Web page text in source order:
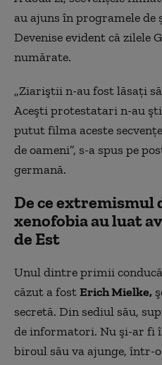
au ajuns în programele de
Devenise evident că zilele
numărate.
„Ziariştii n-au fost lăsaţi
Aceşti protestatari n-au
putut filma aceste
de oameni”, s-a spus pe
germană.
De ce extremismul
xenofobia au luat
de Est
Unul dintre primii
căzut a fostErich Mielke,
secretă. Din sediul său,
de informatori. Nu şi-ar fi
biroul său va ajunge, într-